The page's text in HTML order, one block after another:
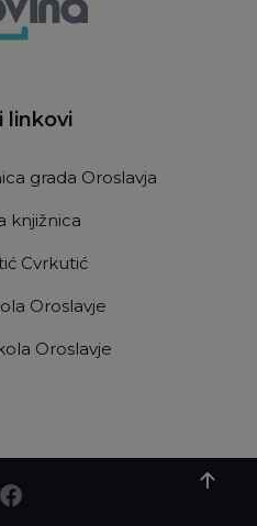
linkovi
grada Oroslavja
knjižnica
Cvrkutić
Oroslavje
Oroslavje